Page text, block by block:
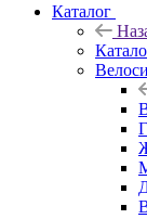
Каталог